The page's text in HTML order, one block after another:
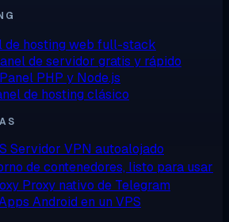
de hosting web full-stack
de servidor gratis y rápido
Panel PHP y Node.js
de hosting clásico
Servidor VPN autoalojado
de contenedores, listo para usar
Proxy nativo de Telegram
Android en un VPS